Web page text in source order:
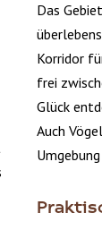
Das
Korridor
frei
Glück
Auch